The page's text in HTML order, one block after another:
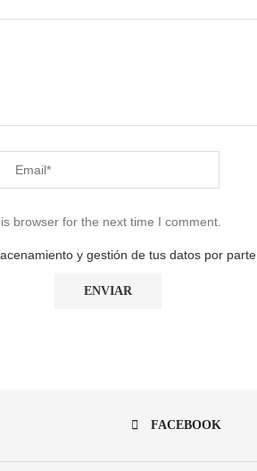
browser for the next time I comment.
y gestión de tus datos por
FACEBOOK